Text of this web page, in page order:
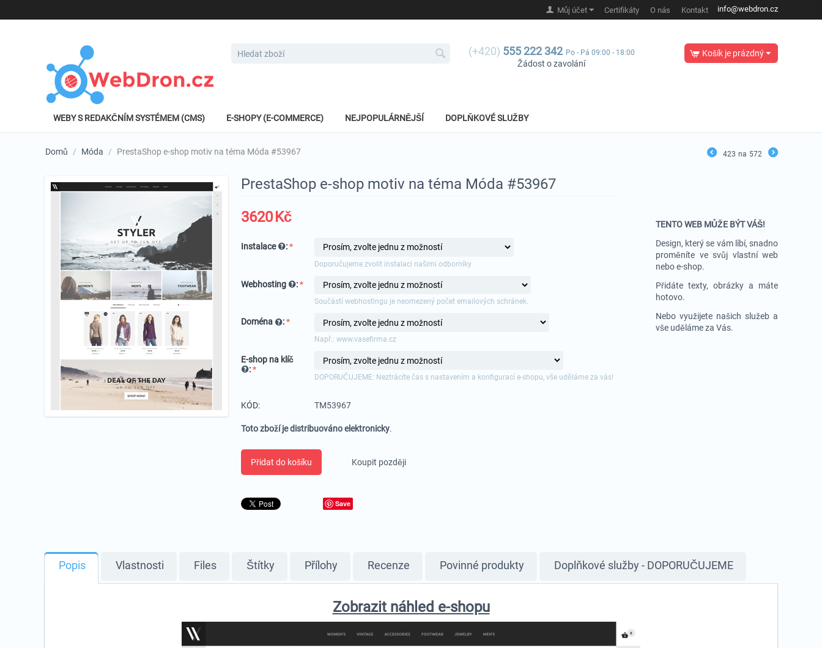
info@webdron.cz
Certifikáty O nás Kontakt
Můj účet
(+420) 555 222 342 Po - Pá 09:00 - 18:00
Žádost o zavolání
Košík je prázdný
WEBY S REDAKČNÍM SYSTÉMEM (CMS) E-SHOPY (E-COMMERCE) NEJPOPULÁRNĚJŠÍ DOPLŇKOVÉ SLUŽBY
Domů / Móda / PrestaShop e-shop motiv na téma Móda #53967 423 na 572
PrestaShop e-shop motiv na téma Móda #53967
TENTO WEB MŮŽE BÝT VÁŠ!
Design, který se vám líbí, snadno
proměníte ve svůj vlastní web
nebo e-shop.
Přidáte texty, obrázky a máte
hotovo.
Nebo využijete našich služeb a
vše uděláme za Vás.
3620Kč
Instalace :
Doporučujeme zvolit instalaci našimi odborníky
Webhosting :
Součástí webhostingu je neomezený počet emailových schránek.
Doména :
Např.: www.vasefirma.cz
E-shop na klíč
:
DOPORUČUJEME: Neztrácíte čas s nastavením a konfigurací e-shopu, vše uděláme za vás!
KÓD: TM53967
Toto zboží je distribuováno elektronicky.
Přidat do košíku Koupit později
Save
Popis Vlastnosti Files Štítky Přílohy Recenze Povinné produkty Doplňkové služby - DOPORUČUJEME
Zobrazit náhled e-shopu